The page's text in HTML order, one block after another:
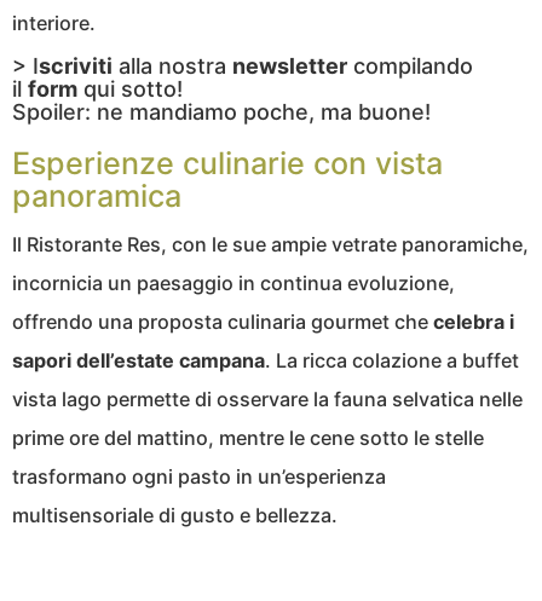
interiore.
> Iscriviti alla nostra newsletter compilando
il form qui sotto!
Spoiler: ne mandiamo poche, ma buone!
Esperienze culinarie con vista
panoramica
Il Ristorante Res, con le sue ampie vetrate panoramiche,
incornicia un paesaggio in continua evoluzione,
offrendo una proposta culinaria gourmet che celebra i
sapori dell’estate campana. La ricca colazione a buffet
vista lago permette di osservare la fauna selvatica nelle
prime ore del mattino, mentre le cene sotto le stelle
trasformano ogni pasto in un’esperienza
multisensoriale di gusto e bellezza.